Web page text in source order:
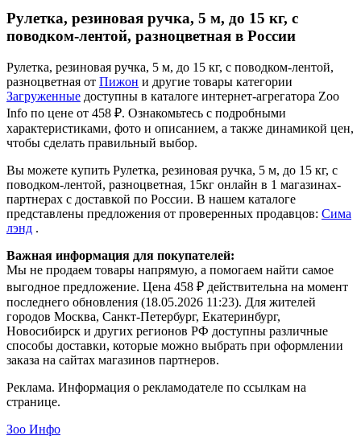
Рулетка, резиновая ручка, 5 м, до 15 кг, с
поводком-лентой, разноцветная в России
Рулетка, резиновая ручка, 5 м, до 15 кг, с поводком-лентой,
разноцветная от Пижон и другие товары категории
Загруженные доступны в каталоге интернет-агрегатора Zoo
Info по цене от 458 ₽. Ознакомьтесь с подробными
характеристиками, фото и описанием, а также динамикой цен,
чтобы сделать правильный выбор.
Вы можете купить Рулетка, резиновая ручка, 5 м, до 15 кг, с
поводком-лентой, разноцветная, 15кг онлайн в 1 магазинах-
партнерах с доставкой по России. В нашем каталоге
представлены предложения от проверенных продавцов: Сима
лэнд .
Важная информация для покупателей:
Мы не продаем товары напрямую, а помогаем найти самое
выгодное предложение. Цена 458 ₽ действительна на момент
последнего обновления (18.05.2026 11:23). Для жителей
городов Москва, Санкт-Петербург, Екатеринбург,
Новосибирск и других регионов РФ доступны различные
способы доставки, которые можно выбрать при оформлении
заказа на сайтах магазинов партнеров.
Реклама. Информация о рекламодателе по ссылкам на
странице.
Зоо Инфо